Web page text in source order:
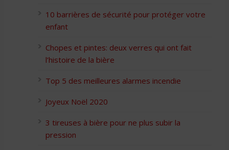
10 barrières de sécurité pour protéger votre
enfant
Chopes et pintes: deux verres qui ont fait
l’histoire de la bière
Top 5 des meilleures alarmes incendie
Joyeux Noël 2020
3 tireuses à bière pour ne plus subir la
pression